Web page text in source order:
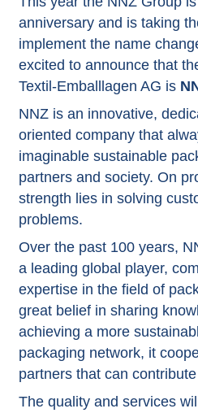
anniversary and is taking
implement the name
excited to announce that
Textil-Emballlagen AG is
NNZ is an innovative,
oriented company that
imaginable sustainable
partners and society. On
strength lies in solving
problems.
Over the past 100 years,
a leading global player,
expertise in the field of
great belief in sharing
achieving a more
packaging network, it
partners that can
The quality and services